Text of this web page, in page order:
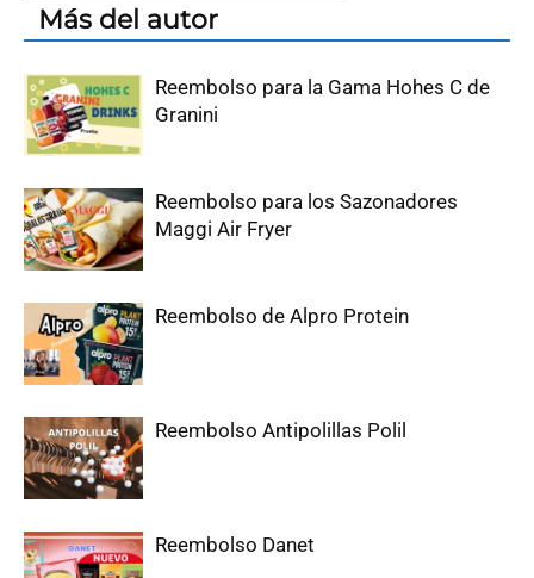
Más del autor
Reembolso para la Gama Hohes C de
Granini
Reembolso para los Sazonadores
Maggi Air Fryer
Reembolso de Alpro Protein
Reembolso Antipolillas Polil
Reembolso Danet